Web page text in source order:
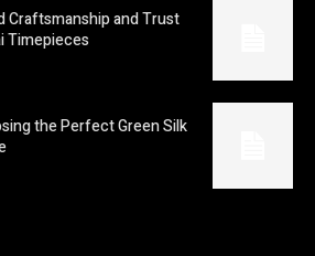
Craftsmanship and Trust
Timepieces
the Perfect Green Silk